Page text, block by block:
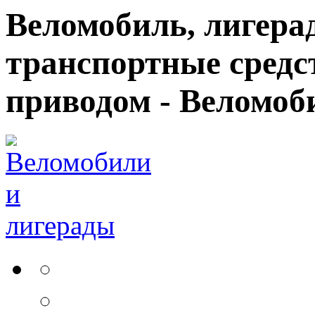
Веломобиль,
транспортные
приводом -